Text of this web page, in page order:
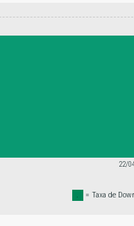
22/
. = Taxa de